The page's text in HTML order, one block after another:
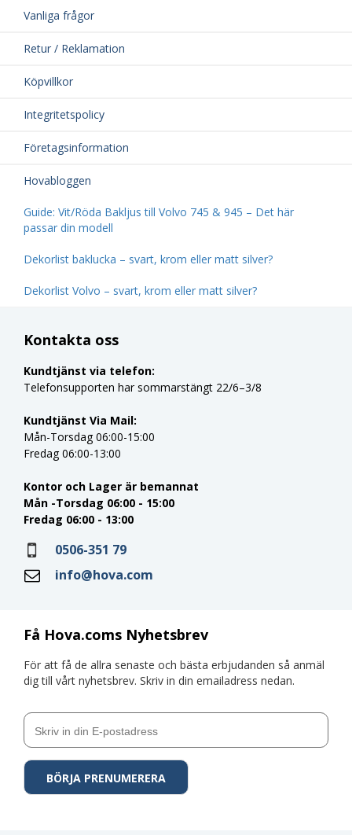
Vanliga frågor
Retur / Reklamation
Köpvillkor
Integritetspolicy
Företagsinformation
Hovabloggen
Guide: Vit/Röda Bakljus till Volvo 745 & 945 – Det här
passar din modell
Dekorlist baklucka – svart, krom eller matt silver?
Dekorlist Volvo – svart, krom eller matt silver?
Få Hova.coms Nyhetsbrev
För att få de allra senaste och bästa erbjudanden så anmäl
dig till vårt nyhetsbrev. Skriv in din emailadress nedan.
Kontakta oss
Kundtjänst via telefon:
Telefonsupporten har sommarstängt 22/6–3/8
Kundtjänst Via Mail:
Mån-Torsdag 06:00-15:00
Fredag 06:00-13:00
Kontor och Lager är bemannat
Mån -Torsdag 06:00 - 15:00
Fredag 06:00 - 13:00
0506-351 79
info@hova.com